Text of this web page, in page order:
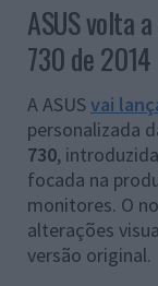
ASUS volta
730 de 2014
A ASUSvai
personalizada
730,
focada na
monitores. O
alterações
versão original.